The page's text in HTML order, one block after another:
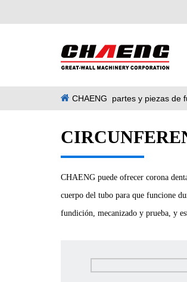
CHAENG partes y piezas de
CHAENG puede ofrecer corona
cuerpo del tubo para que funcione
fundición, mecanizado y prueba, y